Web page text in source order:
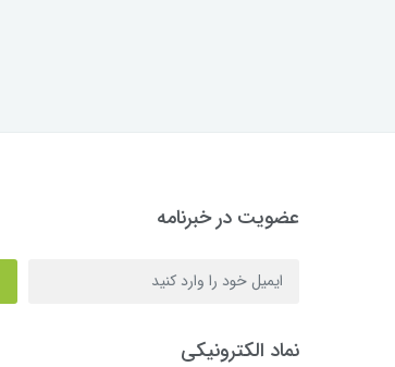
عضویت در خبرنامه
نماد الکترونیکی